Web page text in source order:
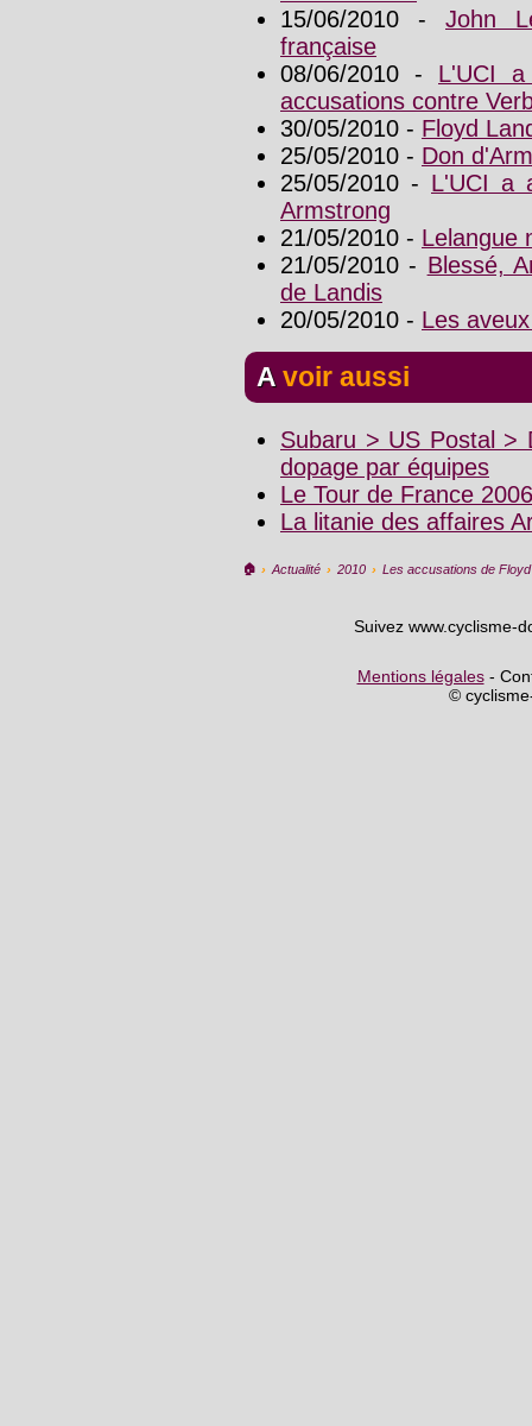
15/06/2010 - John
française
08/06/2010 - L'UCI
accusations contre
30/05/2010 - Floyd
25/05/2010 - Don
25/05/2010 - L'UCI a
Armstrong
21/05/2010 - Lelangue
21/05/2010 - Blessé,
de Landis
20/05/2010 - Les
A voir aussi
Subaru > US Postal >
dopage par équipes
Le Tour de France 2006
La litanie des affaires
🏠︎ › Actualité › 2010 › Les accusations de
Suivez www.cyclisme-
Mentions légales-
©